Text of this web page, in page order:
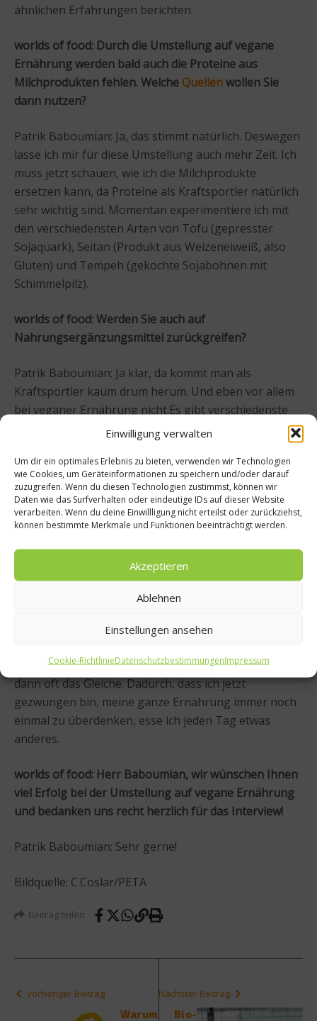
Einwilligung verwalten
Um dir ein optimales Erlebnis zu bieten, verwenden wir Technologien
wie Cookies, um Geräteinformationen zu speichern und/oder darauf
zuzugreifen. Wenn du diesen Technologien zustimmst, können wir
Daten wie das Surfverhalten oder eindeutige IDs auf dieser Website
verarbeiten. Wenn du deine Einwillligung nicht erteilst oder zurückziehst,
können bestimmte Merkmale und Funktionen beeinträchtigt werden.
Akzeptieren
Ablehnen
Einstellungen ansehen
Cookie-RichtlinieDatenschutzbestimmungenImpressum
ähnlichen Erfahrungen berichten.
worlds of food: Durch die Umstellung auf vegane
Ernährung werden bald auch die Proteine aus
Milchprodukten fehlen. Welche Quellenwollen Sie
dann nutzen?
Patrik Baboumian: Ja, das stimmt natürlich. Deswegen
lasse ich mir für diese Umstellung auch mehr Zeit. Ich
muss jetzt schauen, wie ich die Milchprodukte
ersetzen kann, da Proteine als Kraftsportler natürlich
sehr wichtig sind. Momentan experimentiere ich mit
den verschiedensten Arten von Tofu (gepresster
Sojaquark), Seitan (Produkt aus Weizeneiweiß, also
Gluten) und Tempeh (gekochte Sojabohnen mit
Schimmelpilz).
worlds of food: Werden Sie auch auf
Nahrungsergänzungsmittel zurückgreifen?
Patrik Baboumian: Ja klar, da kommt man als
Kraftsportler kaum drum herum. Und eben vor allem
bei veganer Ernährung nicht.Es gibt verschiedenste
pflanzliche Proteinpulver. Beispielsweise
werde ich mich in den nächsten zwei, drei Monaten
noch intensiv auseinander setzen, um
herauszufinden, was für mich die optimalen
Proteinquellen sind.
worlds of food: Wird der Essensplan bei veganer
Ernährung nicht etwas eintönig?
eigentlich ist das Gegenteil der Fall – zumindest habe
gegessen worauf ich gerade Lust hatte und das war
dann oft das Gleiche. Dadurch, dass ich jetzt
gezwungen bin, meine ganze Ernährung immer noch
einmal zu überdenken, esse ich jeden Tag etwas
anderes.
worlds of food: Herr Baboumian, wir wünschen Ihnen
viel Erfolg bei der Umstellung auf vegane Ernährung
und bedanken uns recht herzlich für das Interview!
Patrik Baboumian: Sehr gerne!
Bildquelle: C.Coslar/PETA
Beitrag teilen
vorheriger Beitrag
Warum
Nächster Beitrag
Bio-